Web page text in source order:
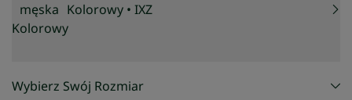
Kolorowy • IXZ
Wybierz Swój Rozmiar